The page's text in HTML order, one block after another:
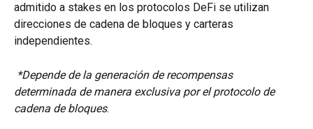
admitido a stakes en los protocolos DeFi se utilizan
direcciones de cadena de bloques y carteras
independientes.
determinada de manera exclusiva por el protocolo de
cadena de bloques.